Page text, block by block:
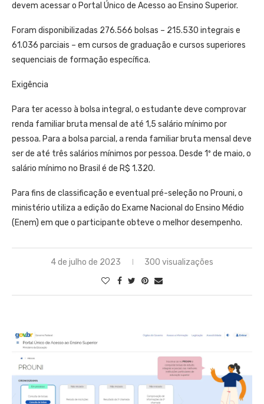
devem acessar o Portal Único de Acesso ao Ensino Superior.
Foram disponibilizadas 276.566 bolsas – 215.530 integrais e
61.036 parciais – em cursos de graduação e cursos superiores
sequenciais de formação específica.
Exigência
Para ter acesso à bolsa integral, o estudante deve comprovar
renda familiar bruta mensal de até 1,5 salário mínimo por
pessoa. Para a bolsa parcial, a renda familiar bruta mensal deve
ser de até três salários mínimos por pessoa. Desde 1º de maio, o
salário mínimo no Brasil é de R$ 1.320.
Para fins de classificação e eventual pré-seleção no Prouni, o
ministério utiliza a edição do Exame Nacional do Ensino Médio
(Enem) em que o participante obteve o melhor desempenho.
4 de julho de 2023 300 visualizações